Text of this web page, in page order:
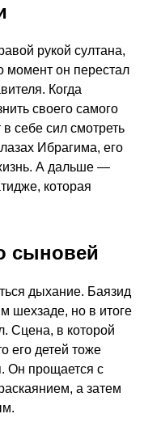
рукой султана,
момент он перестал
Когда
своего самого
в себе сил смотреть
Ибрагима, его
А дальше —
которая
сыновей
дыхание. Баязид
шехзаде, но в итоге
Сцена, в которой
его детей тоже
Он прощается с
а затем